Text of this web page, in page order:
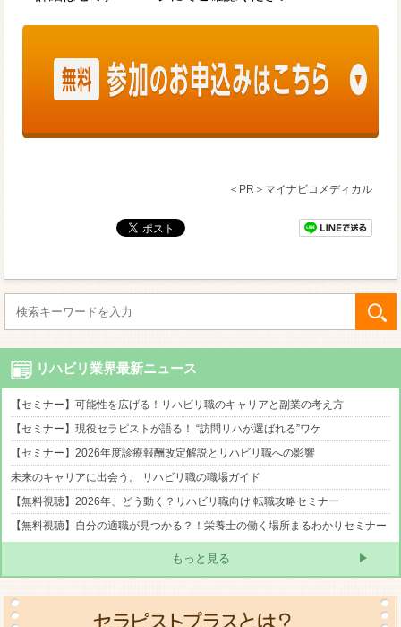
＜PR＞マイナビコメディカル
リハビリ業界最新ニュース
【セミナー】可能性を広げる！リハビリ職のキャリアと副業の考え方
【セミナー】現役セラピストが語る！ “訪問リハが選ばれる”ワケ
【セミナー】2026年度診療報酬改定解説とリハビリ職への影響
未来のキャリアに出会う。 リハビリ職の職場ガイド
【無料視聴】2026年、どう動く？リハビリ職向け 転職攻略セミナー
【無料視聴】自分の適職が見つかる？！栄養士の働く場所まるわかりセミナー
もっと見る